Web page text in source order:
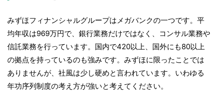
みずほフィナンシャルグループはメガバンクの一つです。平
均年収は969万円で、銀行業務だけではなく、コンサル業務や
信託業務を行っています。国内で420以上、国外にも80以上
の拠点を持っているのも強みです。みずほに限ったことでは
ありませんが、社風は少し硬めと言われています。いわゆる
年功序列制度の考え方が強いと考えてください。